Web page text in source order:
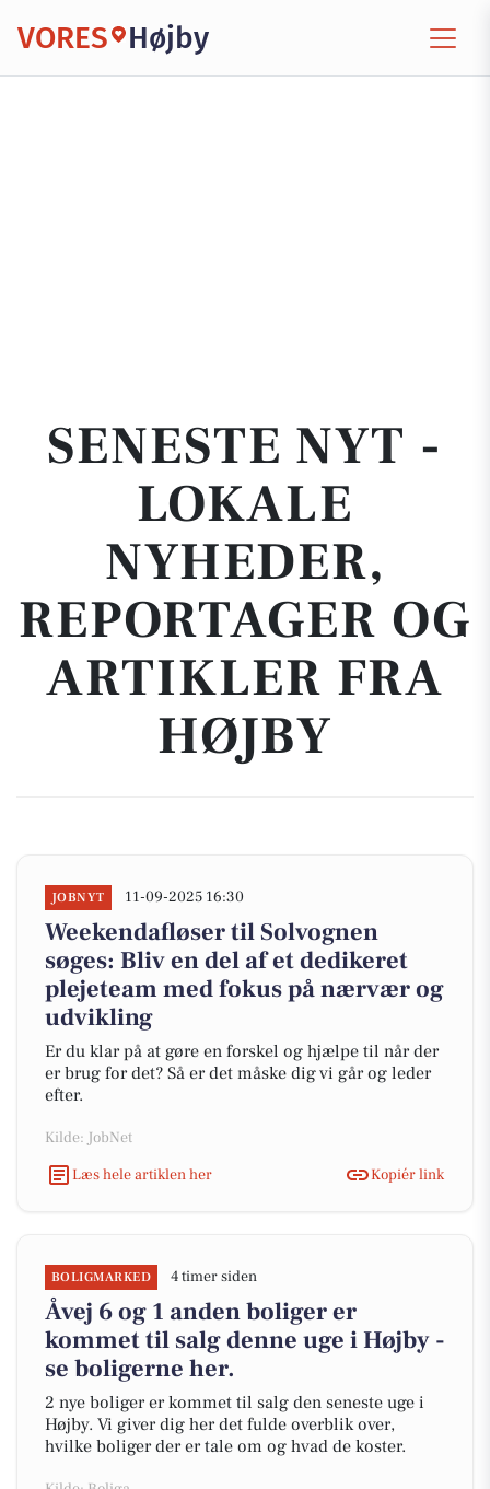
VORES Højby
SENESTE NYT -
LOKALE
NYHEDER,
REPORTAGER OG
ARTIKLER FRA
HØJBY
JOBNYT 11-09-2025 16:30
Weekendafløser til Solvognen
søges: Bliv en del af et dedikeret
plejeteam med fokus på nærvær og
udvikling
Er du klar på at gøre en forskel og hjælpe til når der
er brug for det? Så er det måske dig vi går og leder
efter.
Kilde: JobNet
Læs hele artiklen her
Kopiér link
BOLIGMARKED 4 timer siden
Åvej 6 og 1 anden boliger er
kommet til salg denne uge i Højby -
se boligerne her.
2 nye boliger er kommet til salg den seneste uge i
Højby. Vi giver dig her det fulde overblik over,
hvilke boliger der er tale om og hvad de koster.